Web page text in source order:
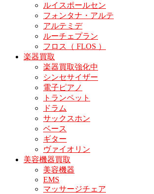
ルイスポールセン
フォンタナ・アルテ
アルテミデ
ルーチェプラン
フロス（ FLOS ）
楽器買取
楽器買取強化中
シンセサイザー
電子ピアノ
トランペット
ドラム
サックスホン
ベース
ギター
ヴァイオリン
美容機器買取
美容機器
EMS
マッサージチェア